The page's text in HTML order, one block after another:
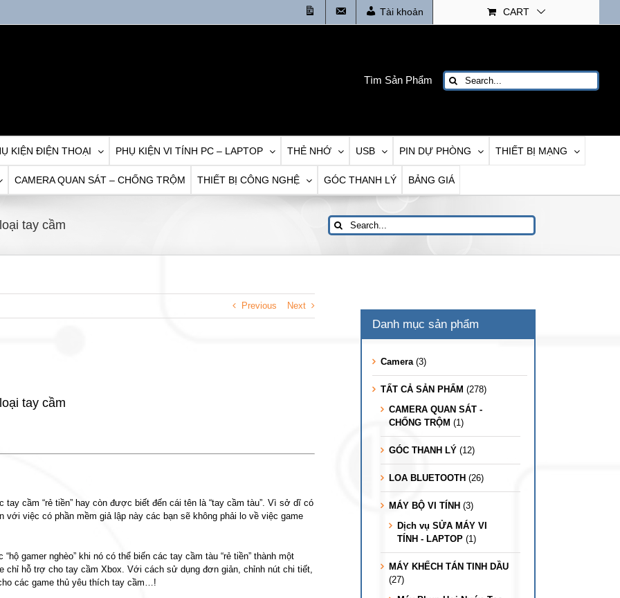
tức
Liên
Hệ
Tài khoản CART
Tìm Sản Phẩm
Search
for:
KIỆN ĐIỆN THOẠI PHỤ KIỆN VI TÍNH PC – LAPTOP THẺ NHỚ USB PIN DỰ PHÒNG THIẾT BỊ MẠNG
CAMERA QUAN SÁT – CHỐNG TRỘM THIẾT BỊ CÔNG NGHỆ GÓC THANH LÝ BẢNG GIÁ
tay cầm
Search
for:
Previous Next
tay cầm
cầm “rẻ tiền” hay còn được biết đến cái tên là “tay cầm tàu”. Vì sở dĩ có
với việc có phần mềm giả lập này các bạn sẽ không phải lo về việc game
gamer nghèo” khi nó có thể biến các tay cầm tàu “rẻ tiền” thành một
hỗ trợ cho tay cầm Xbox. Với cách sử dụng đơn giản, chỉnh nút chi tiết,
các game thủ yêu thích tay cầm…!
Danh mục sản phẩm
Camera (3)
TẤT CẢ SẢN PHẨM (278)
CAMERA QUAN SÁT -
CHỐNG TRỘM (1)
GÓC THANH LÝ (12)
LOA BLUETOOTH (26)
MÁY BỘ VI TÍNH (3)
Dịch vụ SỬA MÁY VI
TÍNH - LAPTOP (1)
MÁY KHẾCH TÁN TINH DẦU
(27)